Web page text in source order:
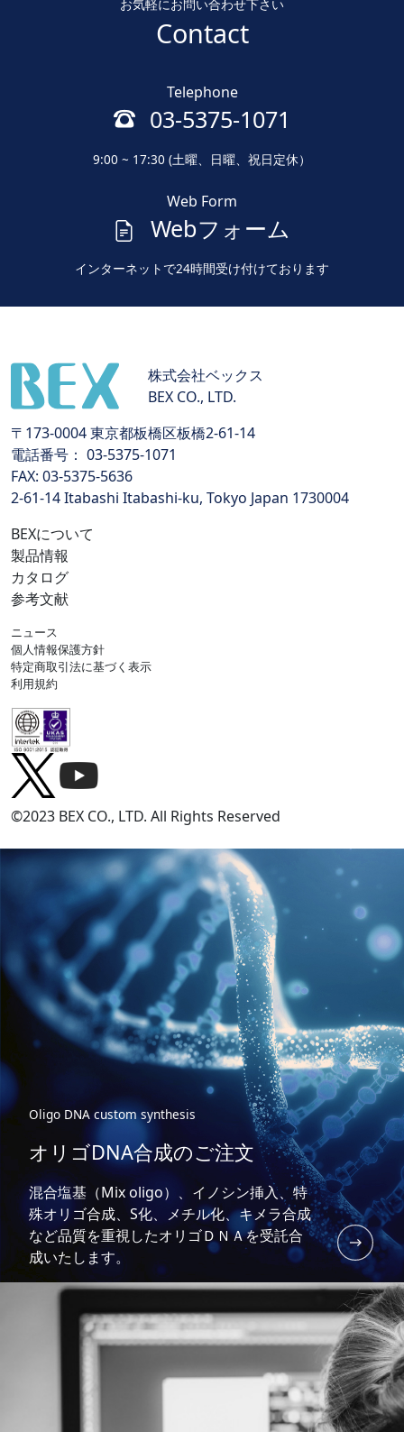
お気軽にお問い合わせ下さい
Contact
Telephone
03-5375-1071
9:00 ~ 17:30 (土曜、日曜、祝日定休）
Web Form
Webフォーム
インターネットで24時間受け付けております
株式会社ベックス
BEX CO., LTD.
〒173-0004 東京都板橋区板橋2-61-14
電話番号： 03-5375-1071
FAX: 03-5375-5636
2-61-14 Itabashi Itabashi-ku, Tokyo Japan 1730004
BEXについて
製品情報
カタログ
参考文献
ニュース
個人情報保護方針
特定商取引法に基づく表示
利用規約
©2023 BEX CO., LTD. All Rights Reserved
Oligo DNA custom synthesis
オリゴDNA合成のご注文
混合塩基（Mix oligo）、イノシン挿入、特
殊オリゴ合成、S化、メチル化、キメラ合成
など品質を重視したオリゴＤＮＡを受託合
成いたします。